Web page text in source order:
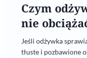
Czym
nie
Jeśli odżywka
tłuste i pozbawione